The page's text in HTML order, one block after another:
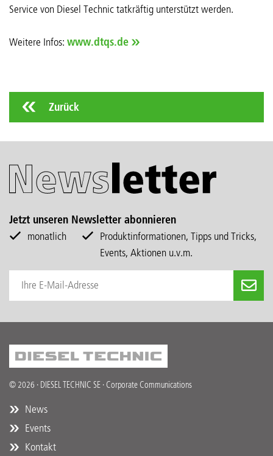
Service von Diesel Technic tatkräftig unterstützt werden.
Weitere Infos: www.dtqs.de
Zurück
Jetzt unseren Newsletter abonnieren
monatlich
Produktinformationen, Tipps und Tricks,
Events, Aktionen u.v.m.
© 2026 · DIESEL TECHNIC SE · Corporate Communications
News
Events
Kontakt